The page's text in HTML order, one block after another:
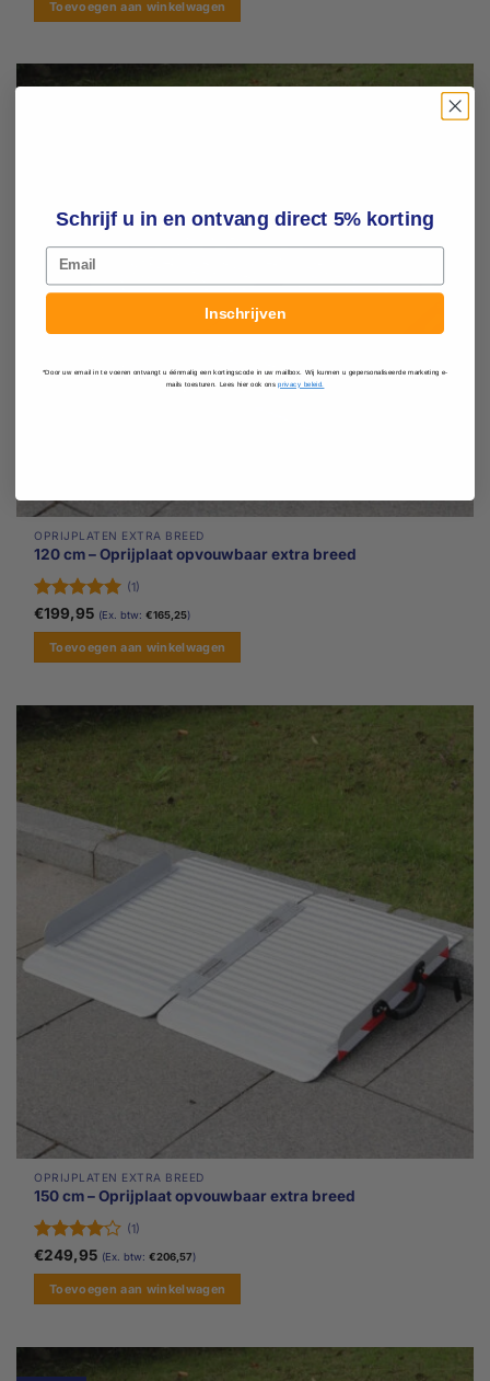
uit
5
Toevoegen aan winkelwagen
OPRIJPLATEN EXTRA BREED
120 cm – Oprijplaat opvouwbaar extra breed
Gewaardeerd
5uit 5
(1)
€199,95 (Ex. btw:€165,25)
Toevoegen aan winkelwagen
OPRIJPLATEN EXTRA BREED
150 cm – Oprijplaat opvouwbaar extra breed
Gewaardeerd
4uit 5
(1)
€249,95 (Ex. btw:€206,57)
Toevoegen aan winkelwagen
Schrijf u in en ontvang direct 5% korting
Email
Inschrijven
*Door uw email in te voeren ontvangt u éénmalig een kortingscode in uw mailbox. Wij kunnen u gepersonaliseerde marketing e-
mails toesturen. Lees hier ook onsprivacy beleid.